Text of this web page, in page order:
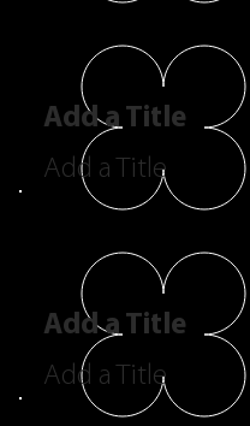
Add a Title
Add a Title
Add a Title
Add a Title